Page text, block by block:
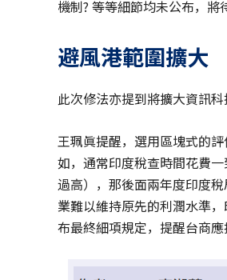
機制? 等等細節均未公布，將
避風港範圍擴大
此次修法亦提到將擴大資訊
王珮眞提醒，選用區塊式的
如，通常印度稅查時間花費
過高），那後面兩年度印度
業難以維持原先的利潤水準
布最終細項規定，提醒台商